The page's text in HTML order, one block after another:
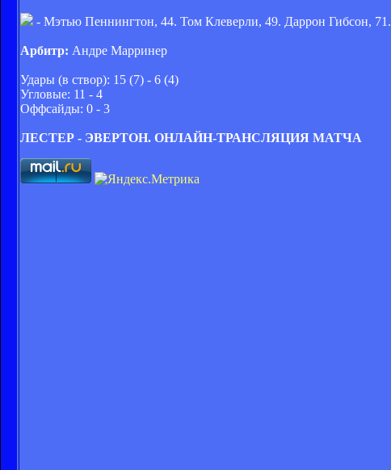
- Мэтью Пеннингтон, 44. Том Клеверли, 49. Даррон Гибсон, 71.
Арбитр: Андре Марринер
Удары (в створ): 15 (7) - 6 (4)
Угловые: 11 - 4
Оффсайды: 0 - 3
ЛЕСТЕР - ЭВЕРТОН. ОНЛАЙН-ТРАНСЛЯЦИЯ МАТЧА